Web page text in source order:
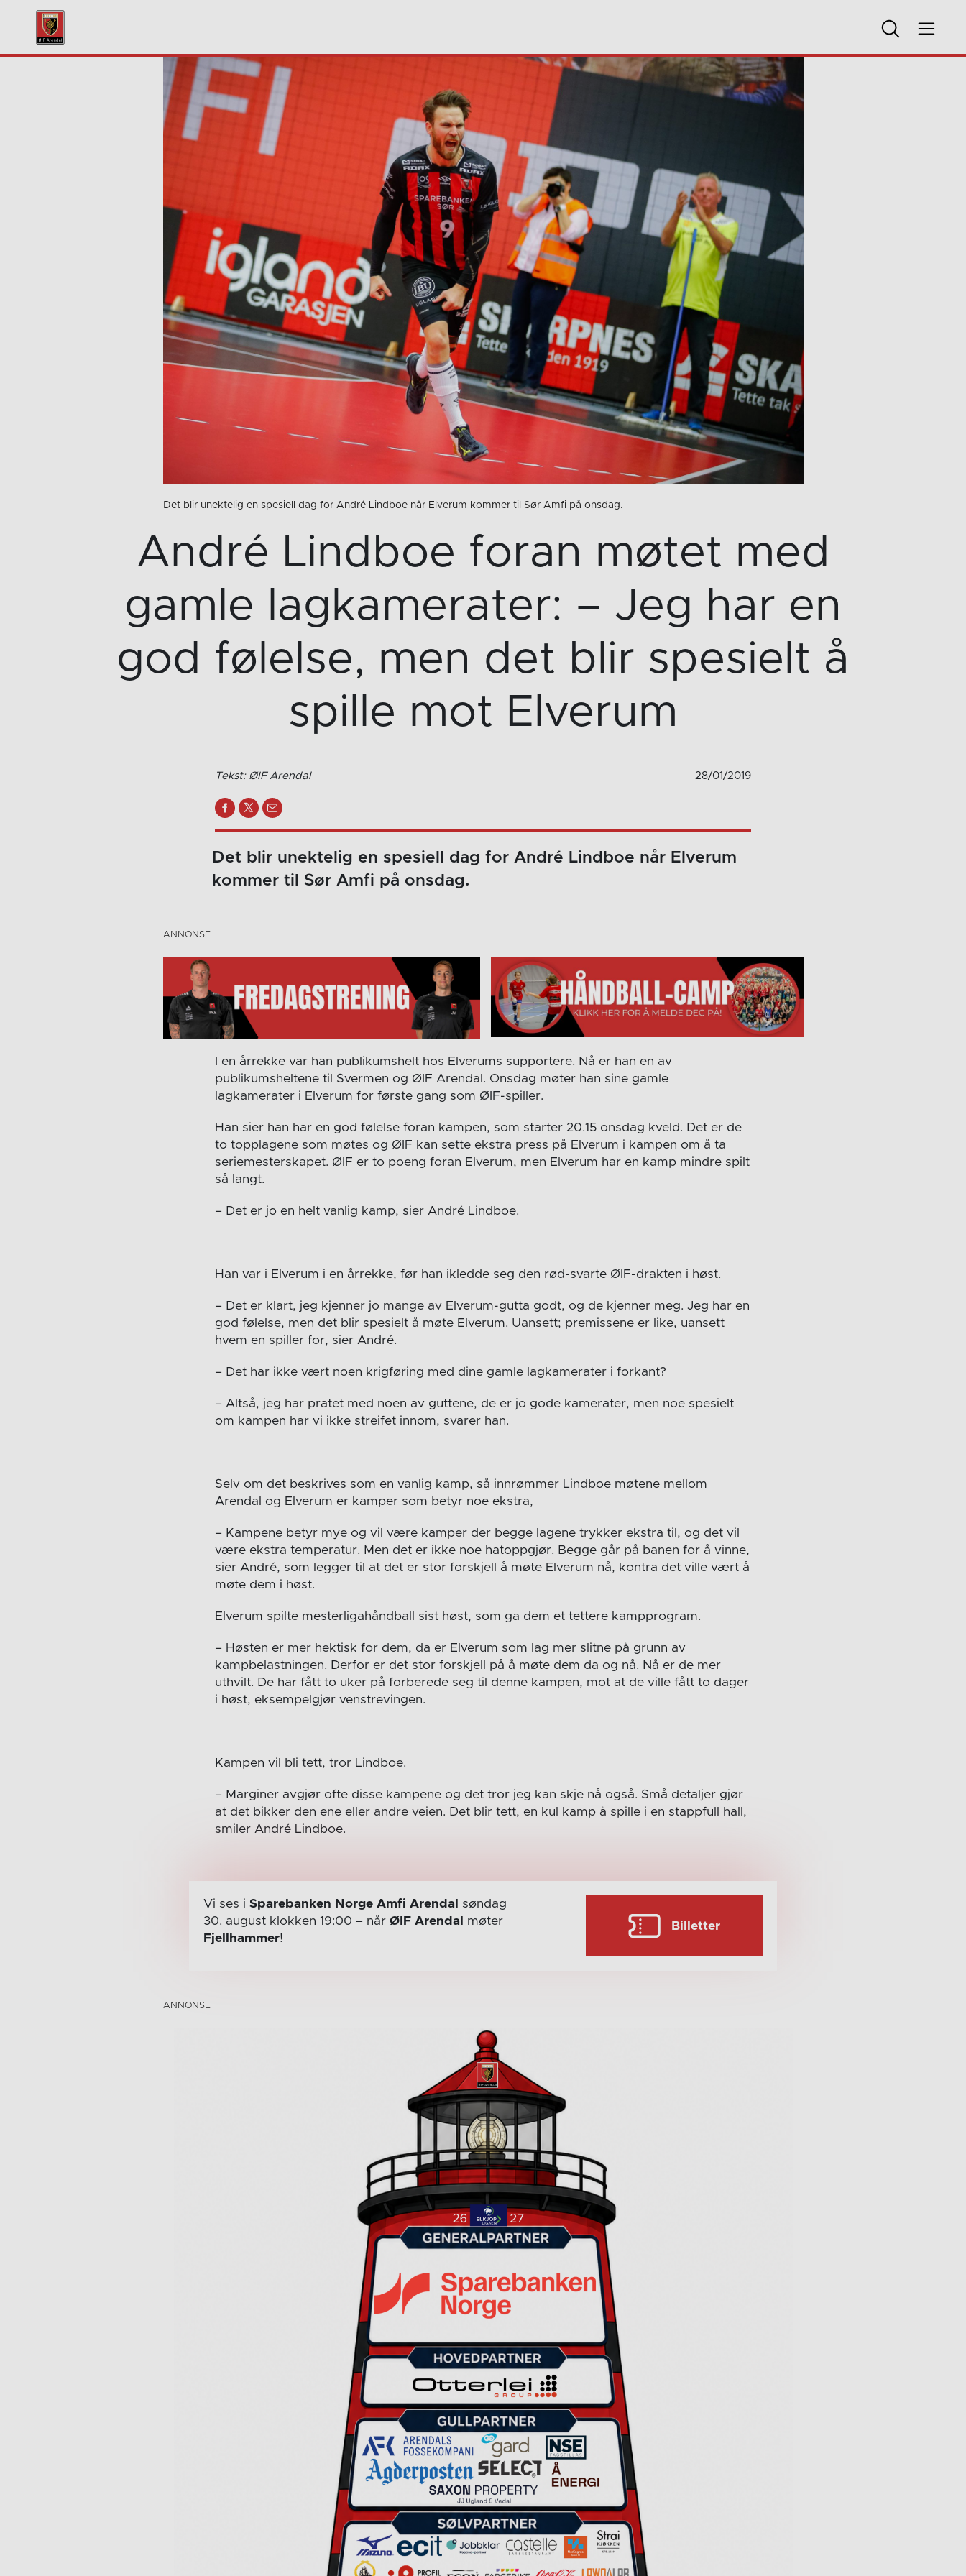
Det blir unektelig en spesiell dag for André Lindboe når Elverum kommer til Sør Amfi på onsdag.
André Lindboe foran møtet med
gamle lagkamerater: – Jeg har en
god følelse, men det blir spesielt å
spille mot Elverum
Tekst: ØIF Arendal 28/01/2019
Det blir unektelig en spesiell dag for André Lindboe når Elverum
kommer til Sør Amfi på onsdag.
I en årrekke var han publikumshelt hos Elverums supportere. Nå er han en av
publikumsheltene til Svermen og ØIF Arendal. Onsdag møter han sine gamle
lagkamerater i Elverum for første gang som ØIF-spiller.
Han sier han har en god følelse foran kampen, som starter 20.15 onsdag kveld. Det er de
to topplagene som møtes og ØIF kan sette ekstra press på Elverum i kampen om å ta
seriemesterskapet. ØIF er to poeng foran Elverum, men Elverum har en kamp mindre spilt
så langt.
– Det er jo en helt vanlig kamp, sier André Lindboe.
Han var i Elverum i en årrekke, før han ikledde seg den rød-svarte ØIF-drakten i høst.
– Det er klart, jeg kjenner jo mange av Elverum-gutta godt, og de kjenner meg. Jeg har en
god følelse, men det blir spesielt å møte Elverum. Uansett; premissene er like, uansett
hvem en spiller for, sier André.
– Det har ikke vært noen krigføring med dine gamle lagkamerater i forkant?
– Altså, jeg har pratet med noen av guttene, de er jo gode kamerater, men noe spesielt
om kampen har vi ikke streifet innom, svarer han.
Selv om det beskrives som en vanlig kamp, så innrømmer Lindboe møtene mellom
Arendal og Elverum er kamper som betyr noe ekstra,
– Kampene betyr mye og vil være kamper der begge lagene trykker ekstra til, og det vil
være ekstra temperatur. Men det er ikke noe hatoppgjør. Begge går på banen for å vinne,
sier André, som legger til at det er stor forskjell å møte Elverum nå, kontra det ville vært å
møte dem i høst.
Elverum spilte mesterligahåndball sist høst, som ga dem et tettere kampprogram.
– Høsten er mer hektisk for dem, da er Elverum som lag mer slitne på grunn av
kampbelastningen. Derfor er det stor forskjell på å møte dem da og nå. Nå er de mer
uthvilt. De har fått to uker på forberede seg til denne kampen, mot at de ville fått to dager
i høst, eksempelgjør venstrevingen.
Kampen vil bli tett, tror Lindboe.
– Marginer avgjør ofte disse kampene og det tror jeg kan skje nå også. Små detaljer gjør
at det bikker den ene eller andre veien. Det blir tett, en kul kamp å spille i en stappfull hall,
smiler André Lindboe.
Vi ses i Sparebanken Norge Amfi Arendal
søndag
30. august klokken 19:00 – når ØIF Arendal
møter
Fjellhammer!
Billetter